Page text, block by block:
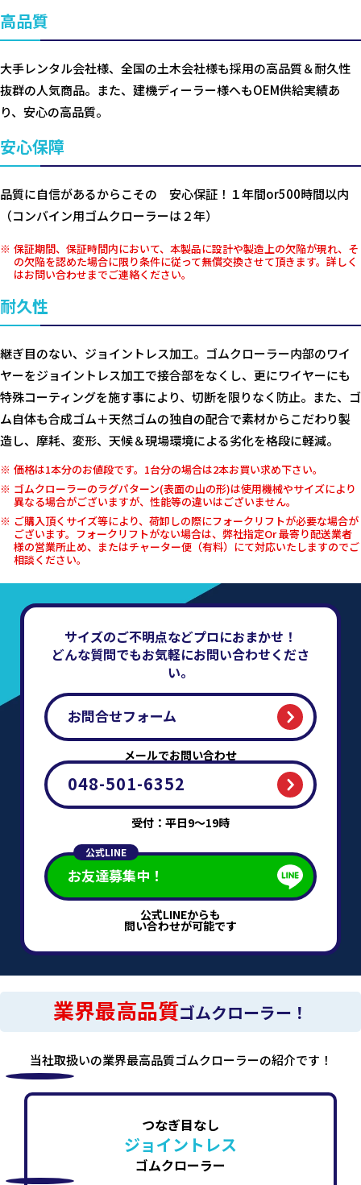
高品質
大手レンタル会社様、全国の土木会社様も採用の高品質＆耐久性
抜群の人気商品。また、建機ディーラー様へもOEM供給実績あ
り、安心の高品質。
安心保障
品質に自信があるからこその 安心保証！１年間or500時間以内
（コンバイン用ゴムクローラーは２年）
保証期間、保証時間内において、本製品に設計や製造上の欠陥が現れ、そ
の欠陥を認めた場合に限り条件に従って無償交換させて頂きます。詳しく
はお問い合わせまでご連絡ください。
耐久性
継ぎ目のない、ジョイントレス加工。ゴムクローラー内部のワイ
ヤーをジョイントレス加工で接合部をなくし、更にワイヤーにも
特殊コーティングを施す事により、切断を限りなく防止。また、ゴ
ム自体も合成ゴム＋天然ゴムの独自の配合で素材からこだわり製
造し、摩耗、変形、天候＆現場環境による劣化を格段に軽減。
価格は1本分のお値段です。1台分の場合は2本お買い求め下さい。
ゴムクローラーのラグパターン(表面の山の形)は使用機械やサイズにより
異なる場合がございますが、性能等の違いはございません。
ご購入頂くサイズ等により、荷卸しの際にフォークリフトが必要な場合が
ございます。フォークリフトがない場合は、弊社指定Or 最寄り配送業者
様の営業所止め、またはチャーター便（有料）にて対応いたしますのでご
相談ください。
サイズのご不明点などプロにおまかせ！
どんな質問でもお気軽にお問い合わせくださ
い。
お問合せフォーム
メールでお問い合わせ
048-501-6352
受付：平日9～19時
公式LINE
お友達募集中！
公式LINEからも
問い合わせが可能です
業界最高品質ゴムクローラー！
当社取扱いの業界最高品質ゴムクローラーの紹介です！
つなぎ目なし
ジョイントレス
ゴムクローラー